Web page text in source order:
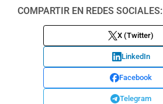
COMPARTIR EN REDES SOCIALES:
X (Twitter)
LinkedIn
Facebook
Telegram